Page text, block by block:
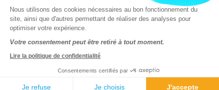
Label Qualité
© Djuringa Juniors 2018 - Tous droits réservés
Police d'assurance MMA 141 386 033
Solution e-commerce & création de site internet by Dedi
Nous utilisons des cookies nécessaires au bon fonctionnement du
site, ainsi que d'autres permettant de réaliser des analyses pour
optimiser votre expérience.
Votre consentement peut être retiré à tout moment.
Lire la politique de confidentialité
Consentements certifiés par
Je refuse Je choisis J'accepte